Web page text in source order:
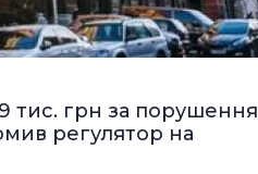
тис. грн за порушення
регулятор на